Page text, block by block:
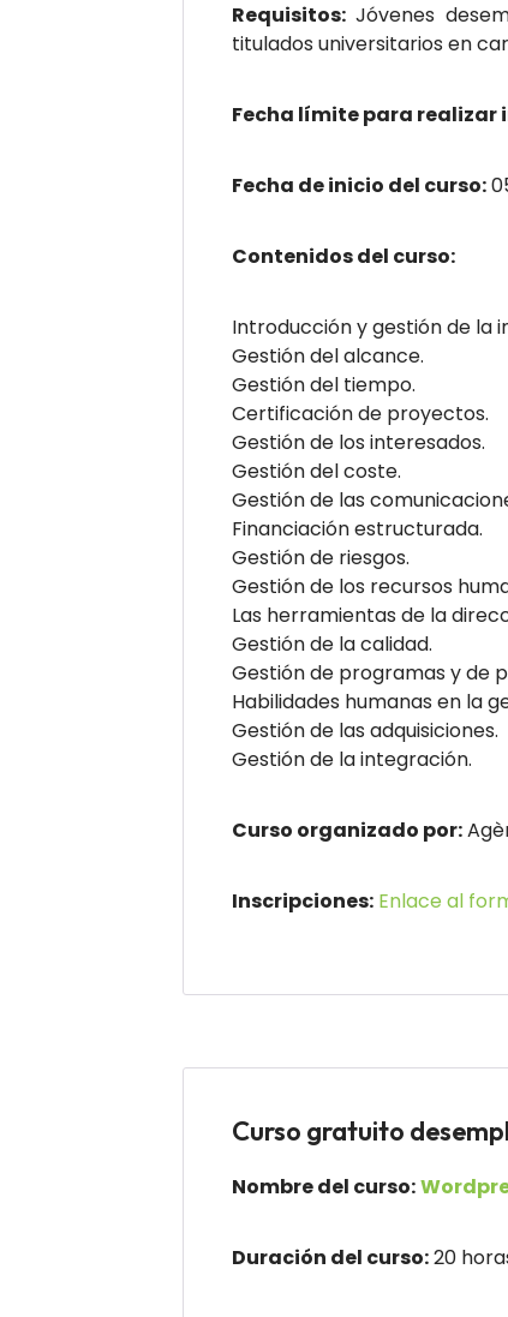
Requisitos: Jóvenes
titulados universitarios en
Fecha límite para realizar
Fecha de inicio del curso:
Contenidos del curso:
Introducción y gestión de la
Gestión del alcance.
Gestión del tiempo.
Certificación de proyectos.
Gestión de los interesados.
Gestión del coste.
Gestión de las
Financiación estructurada.
Gestión de riesgos.
Gestión de los recursos
Las herramientas de la
Gestión de la calidad.
Gestión de programas y de
Habilidades humanas en la
Gestión de las adquisiciones.
Gestión de la integración.
Curso organizado por:
Inscripciones: Enlace al
Curso gratuito
Nombre del curso:
Duración del curso:20